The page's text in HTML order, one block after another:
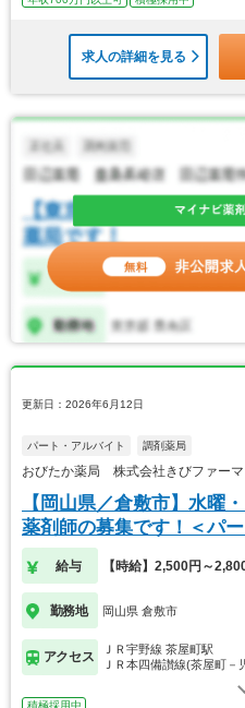
求人の詳細を見る
更新日：2026年6月12日
パート・アルバイト 調剤薬局
おびたか薬局 株式会社きびファーマ
【岡山県／倉敷市】水曜
薬剤師の募集です！＜パ
給与 【時給】2,500円～
勤務地 岡山県 倉敷市
アクセス
ＪＲ宇野線 茶屋町駅
ＪＲ本四備讃線(茶屋町－